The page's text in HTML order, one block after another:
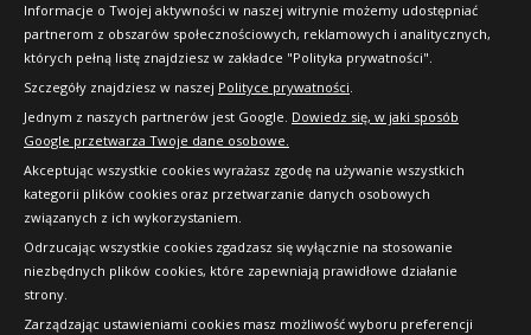
Informacje o Twojej aktywności w naszej witrynie możemy udostępniać
partnerom z obszarów społecznościowych, reklamowych i analitycznych,
których pełną listę znajdziesz w zakładce "Polityka prywatności".
Szczegóły znajdziesz w naszej Polityce prywatności.
Jednym z naszych partnerów jest Google. Dowiedz się, w jaki sposób
Google przetwarza Twoje dane osobowe.
Akceptując wszystkie cookies wyrażasz zgodę na używanie wszystkich
kategorii plików cookies oraz przetwarzanie danych osobowych
związanych z ich wykorzystaniem.
Odrzucając wszystkie cookies zgadzasz się wyłącznie na stosowanie
niezbędnych plików cookies, które zapewniają prawidłowe działanie
strony.
Zarządzając ustawieniami cookies masz możliwość wyboru preferencji
Copyright © 2010-2026 24opony.pl. Wszelkie